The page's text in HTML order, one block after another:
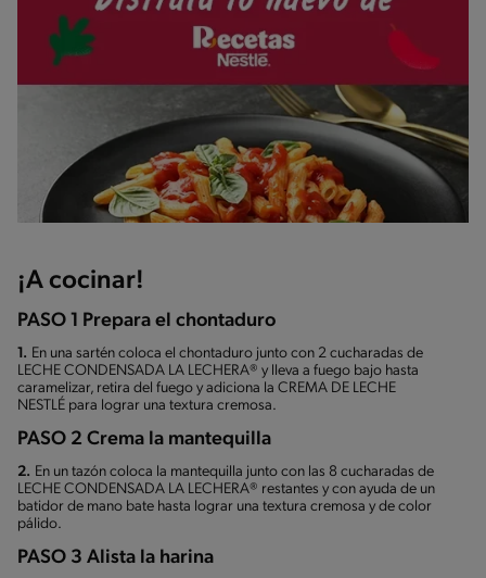
¡A cocinar!
PASO 1 Prepara el chontaduro
1. En una sartén coloca el chontaduro junto con 2 cucharadas de
LECHE CONDENSADA LA LECHERA® y lleva a fuego bajo hasta
caramelizar, retira del fuego y adiciona la CREMA DE LECHE
NESTLÉ para lograr una textura cremosa.
PASO 2 Crema la mantequilla
2. En un tazón coloca la mantequilla junto con las 8 cucharadas de
LECHE CONDENSADA LA LECHERA® restantes y con ayuda de un
batidor de mano bate hasta lograr una textura cremosa y de color
pálido.
PASO 3 Alista la harina